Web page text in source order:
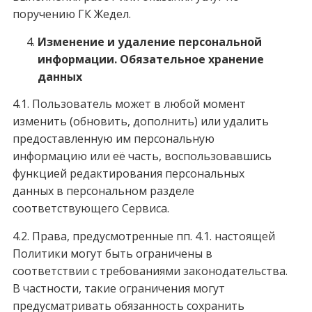
поручению ГК Жедел.
Изменение и удаление персональной
информации. Обязательное хранение
данных
4.1. Пользователь может в любой момент
изменить (обновить, дополнить) или удалить
предоставленную им персональную
информацию или её часть, воспользовавшись
функцией редактирования персональных
данных в персональном разделе
соответствующего Сервиса.
4.2. Права, предусмотренные пп. 4.1. настоящей
Политики могут быть ограничены в
соответствии с требованиями законодательства.
В частности, такие ограничения могут
предусматривать обязанность сохранить